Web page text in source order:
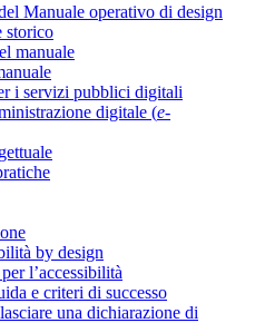
Manuale operativo di design
storico
manuale
i servizi pubblici digitali
digitale (e-
by design
l’accessibilità
e criteri di successo
una dichiarazione di